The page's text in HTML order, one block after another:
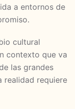
a entornos de
cultural
contexto que va
las grandes
realidad requiere